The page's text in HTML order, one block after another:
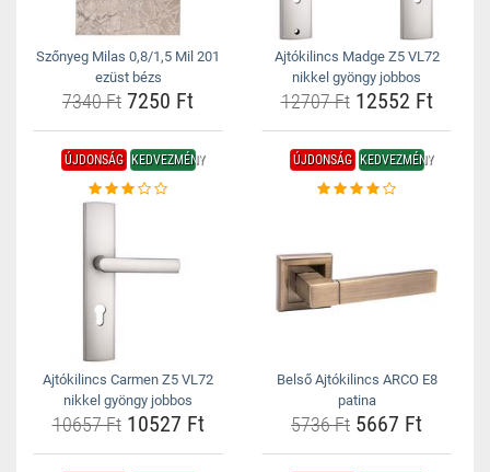
Szőnyeg Milas 0,8/1,5 Mil 201
ezüst bézs
7340 Ft 7250 Ft
Ajtókilincs Madge Z5 VL72
nikkel gyöngy jobbos
12707 Ft12552 Ft
ÚJDONSÁG KEDVEZMÉNY
Ajtókilincs Carmen Z5 VL72
nikkel gyöngy jobbos
10657 Ft10527 Ft
ÚJDONSÁG KEDVEZMÉNY
Belső Ajtókilincs ARCO E8
patina
5736 Ft 5667 Ft